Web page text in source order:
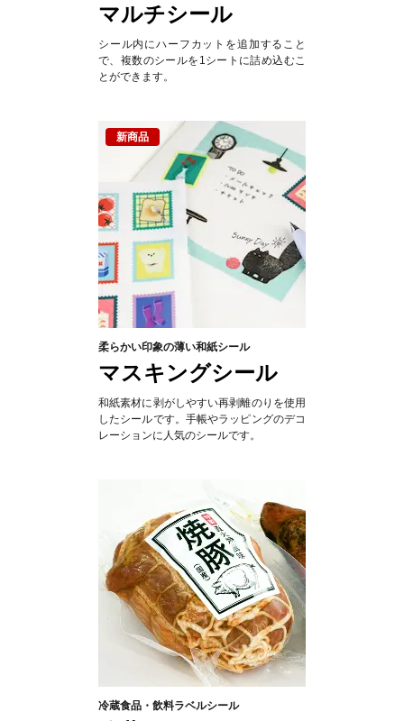
マルチシール
シール内にハーフカットを追加すること
で、複数のシールを1シートに詰め込むこ
とができます。
柔らかい印象の薄い和紙シール
マスキングシール
和紙素材に剥がしやすい再剥離のりを使用
したシールです。手帳やラッピングのデコ
レーションに人気のシールです。
冷蔵食品・飲料ラベルシール